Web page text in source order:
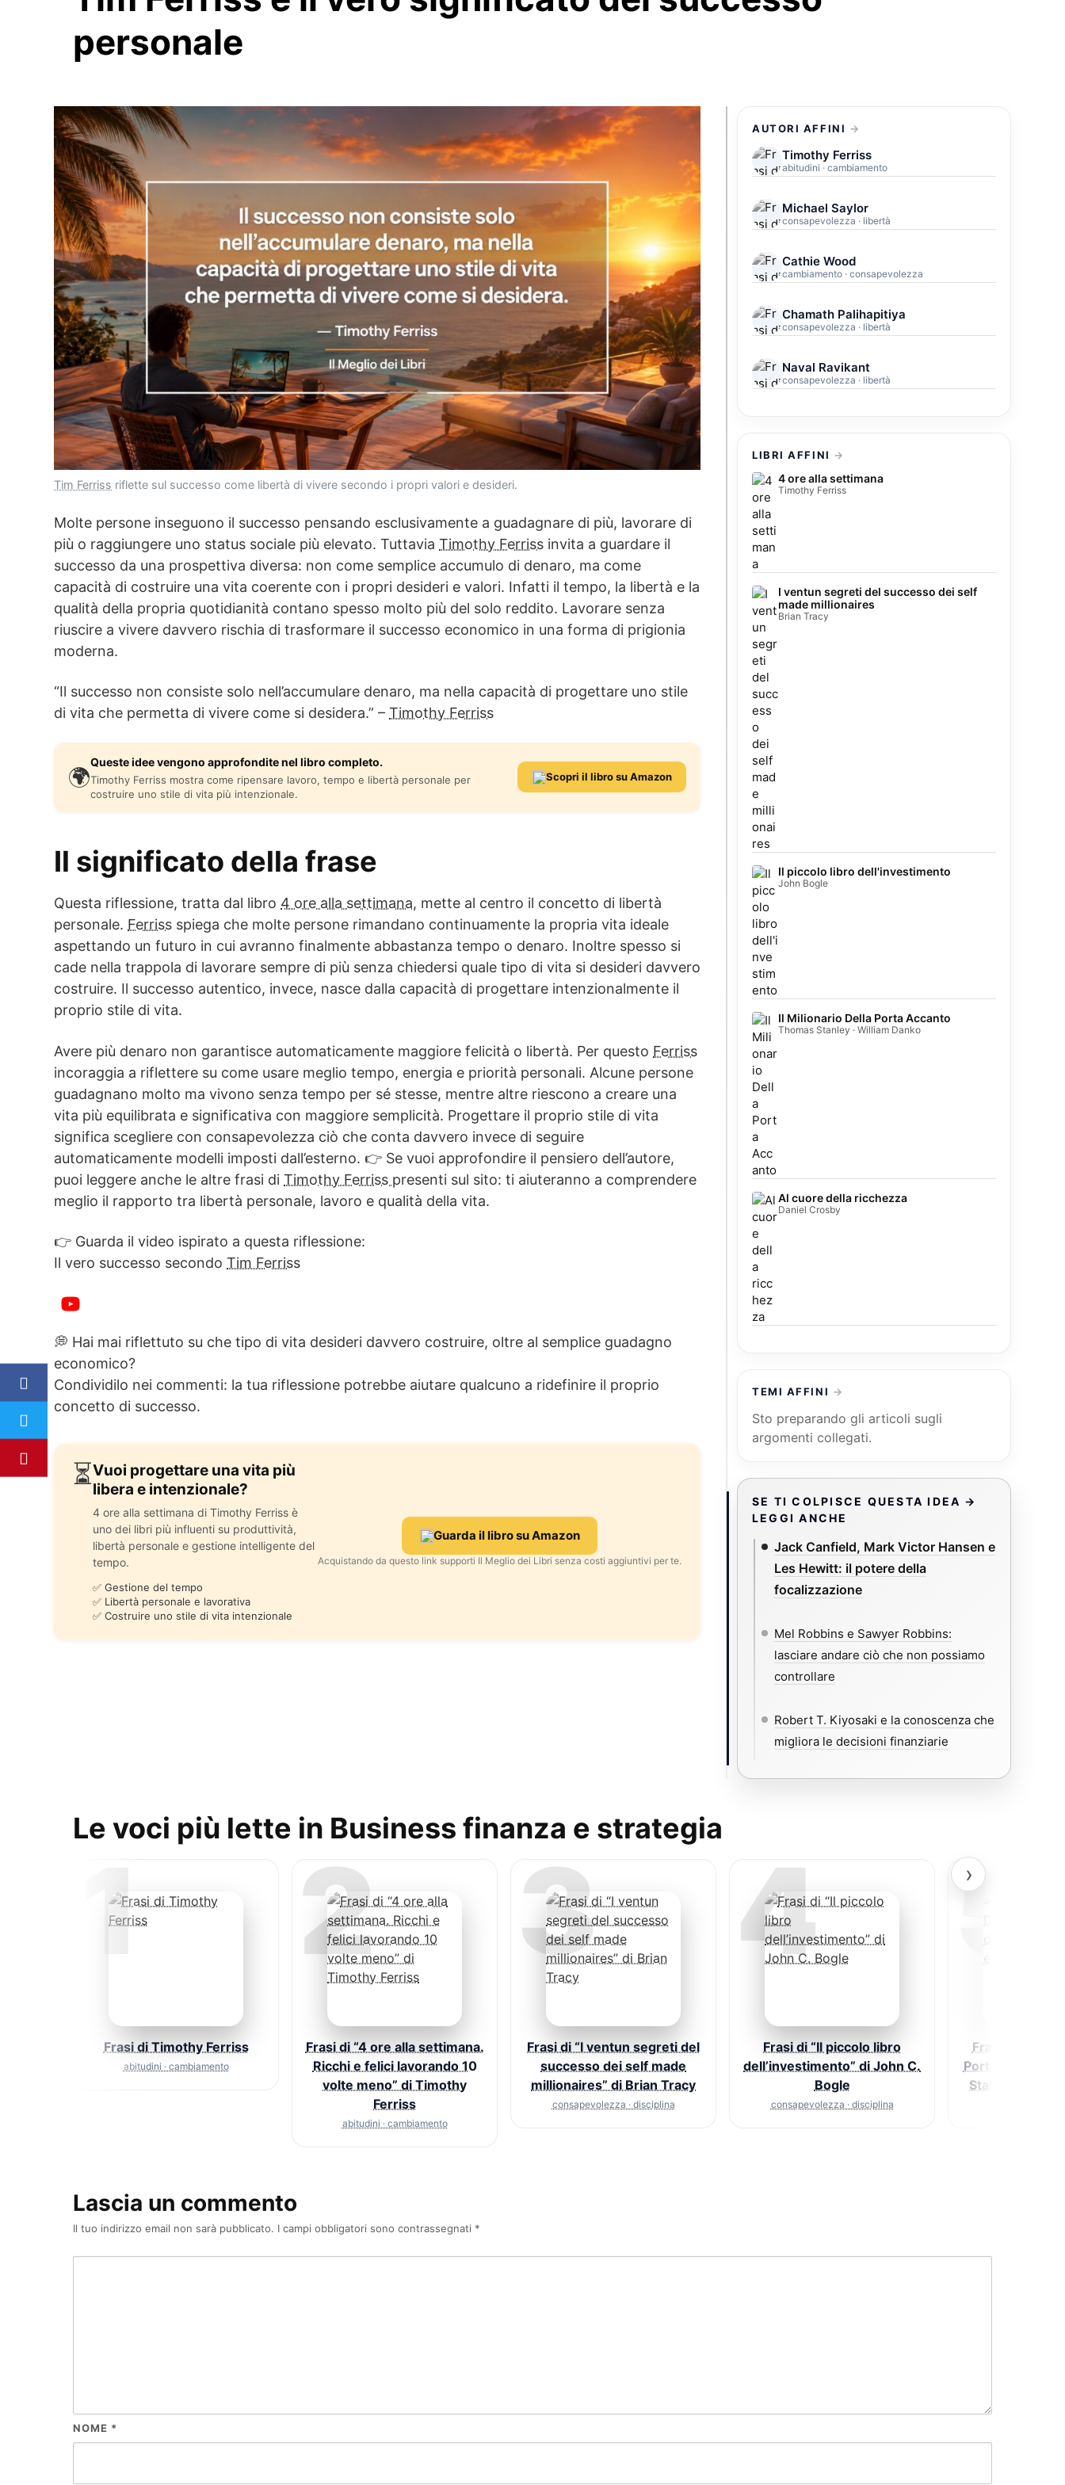
personale
Tim Ferriss riflette sul successo come libertà di vivere secondo i propri valori e desideri.
Molte persone inseguono il successo pensando esclusivamente a guadagnare di più, lavorare di
più o raggiungere uno status sociale più elevato. Tuttavia Timothy Ferriss invita a guardare il
successo da una prospettiva diversa: non come semplice accumulo di denaro, ma come
capacità di costruire una vita coerente con i propri desideri e valori. Infatti il tempo, la libertà e la
qualità della propria quotidianità contano spesso molto più del solo reddito. Lavorare senza
riuscire a vivere davvero rischia di trasformare il successo economico in una forma di prigionia
moderna.
“Il successo non consiste solo nell’accumulare denaro, ma nella capacità di progettare uno stile
di vita che permetta di vivere come si desidera.” – Timothy Ferriss
🌍
Queste idee vengono approfondite nel libro completo.
Timothy Ferriss mostra come ripensare lavoro, tempo e libertà personale per
costruire uno stile di vita più intenzionale.
Scopri il libro su Amazon
Il significato della frase
Questa riflessione, tratta dal libro 4 ore alla settimana, mette al centro il concetto di libertà
personale. Ferriss spiega che molte persone rimandano continuamente la propria vita ideale
aspettando un futuro in cui avranno finalmente abbastanza tempo o denaro. Inoltre spesso si
cade nella trappola di lavorare sempre di più senza chiedersi quale tipo di vita si desideri davvero
costruire. Il successo autentico, invece, nasce dalla capacità di progettare intenzionalmente il
proprio stile di vita.
Avere più denaro non garantisce automaticamente maggiore felicità o libertà. Per questo Ferriss
incoraggia a riflettere su come usare meglio tempo, energia e priorità personali. Alcune persone
guadagnano molto ma vivono senza tempo per sé stesse, mentre altre riescono a creare una
vita più equilibrata e significativa con maggiore semplicità. Progettare il proprio stile di vita
significa scegliere con consapevolezza ciò che conta davvero invece di seguire
automaticamente modelli imposti dall’esterno. 👉 Se vuoi approfondire il pensiero dell’autore,
puoi leggere anche le altre frasi di Timothy Ferriss presenti sul sito: ti aiuteranno a comprendere
meglio il rapporto tra libertà personale, lavoro e qualità della vita.
👉 Guarda il video ispirato a questa riflessione:
Il vero successo secondo Tim Ferriss
💭 Hai mai riflettuto su che tipo di vita desideri davvero costruire, oltre al semplice guadagno
economico?
Condividilo nei commenti: la tua riflessione potrebbe aiutare qualcuno a ridefinire il proprio
concetto di successo.
⏳Vuoi progettare una vita più
libera e intenzionale?
4 ore alla settimana di Timothy Ferriss è
uno dei libri più influenti su produttività,
libertà personale e gestione intelligente del
tempo.
✅ Gestione del tempo
✅ Libertà personale e lavorativa
✅ Costruire uno stile di vita intenzionale
Guarda il libro su Amazon
Acquistando da questo link supporti Il Meglio dei Libri senza costi aggiuntivi per te.
AUTORI AFFINI
Timothy Ferriss
abitudini · cambiamento
Michael Saylor
consapevolezza · libertà
Cathie Wood
cambiamento · consapevolezza
Chamath Palihapitiya
consapevolezza · libertà
Naval Ravikant
consapevolezza · libertà
LIBRI AFFINI
4 ore alla settimana
Timothy Ferriss
I ventun segreti del successo dei self
made millionaires
Brian Tracy
Il piccolo libro dell'investimento
John Bogle
Il Milionario Della Porta Accanto
Thomas Stanley · William Danko
Al cuore della ricchezza
Daniel Crosby
TEMI AFFINI
Sto preparando gli articoli sugli
argomenti collegati.
SE TI COLPISCE QUESTA IDEA →
LEGGI ANCHE
Jack Canfield, Mark Victor Hansen e
Les Hewitt: il potere della
focalizzazione
Mel Robbins e Sawyer Robbins:
lasciare andare ciò che non possiamo
controllare
Robert T. Kiyosaki e la conoscenza che
migliora le decisioni finanziarie
Le voci più lette in Business finanza e strategia
›
1
Frasi di Timothy Ferriss
abitudini · cambiamento
2
Frasi di “4 ore alla settimana.
Ricchi e felici lavorando 10
volte meno” di Timothy
Ferriss
abitudini · cambiamento
3
Frasi di “I ventun segreti del
successo dei self made
millionaires” di Brian Tracy
consapevolezza · disciplina
4
Frasi di “Il piccolo libro
dell’investimento” di John C.
Bogle
consapevolezza · disciplina
5
Frasi di “Il
Porta Accanto”
Stanley e
Lascia un commento
Il tuo indirizzo email non sarà pubblicato. I campi obbligatori sono contrassegnati *
NOME *